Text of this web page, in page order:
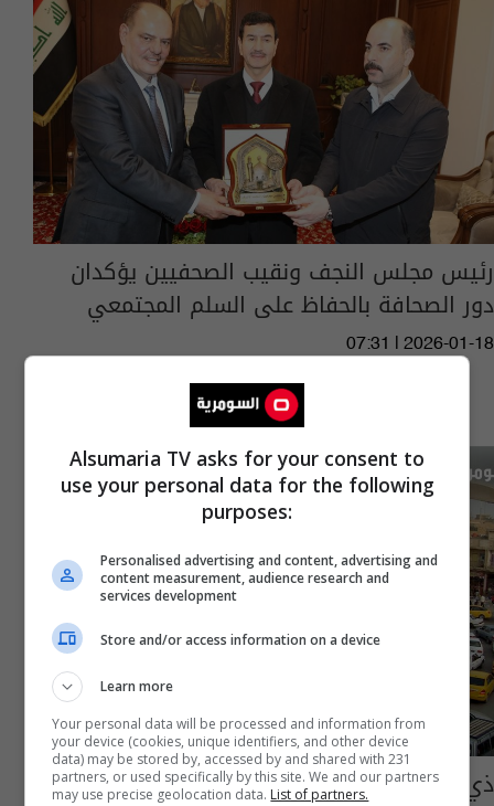
رئيس مجلس النجف ونقيب الصحفيين يؤكدان
دور الصحافة بالحفاظ على السلم المجتمعي
07:31 | 2026-01-18
ذي قار تعطل الدوام الرسمي يومين
Alsumaria TV asks for your consent to
use your personal data for the following
purposes:
Personalised advertising and content, advertising and
content measurement, audience research and
services development
Store and/or access information on a device
Learn more
Your personal data will be processed and information from
your device (cookies, unique identifiers, and other device
data) may be stored by, accessed by and shared with 231
partners, or used specifically by this site. We and our partners
may use precise geolocation data. List of partners.